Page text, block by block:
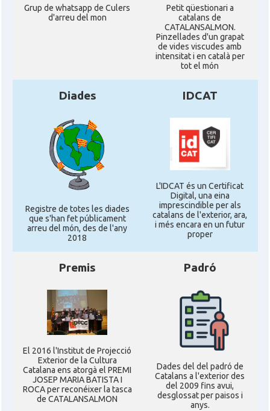
CAMON Catalans a WYOMING
American Institute for Catalan
Studies (AICS)
Casal Casal Català de Minnesota
Casal Casal Català del Nord de Califòrnia
Casal dels Països Catalans a
Califòrnia
Casal Catalan Institute of America
Casal Fundació Paulí Bellet
Casal
North American Catalan Society
Acció ACCIÓ a Austin
Acció Acció a New York
Acció ACCIÓ a Silicon Valley
Grup de whatsapp de Culers
d'arreu del mon
Petit qüestionari a
catalans de
CATALANSALMON.
Pinzellades d'un grapat
de vides viscudes amb
intensitat i en català per
tot el món
Diades
Registre de totes les diades
que s'han fet públicament
arreu del món, des de l'any
2018
IDCAT
L'IDCAT és un Certificat
Digital, una eina
imprescindible per als
catalans de l'exterior, ara,
i més encara en un futur
proper
Premis
El 2016 l'Institut de Projecció
Exterior de la Cultura
Catalana ens atorgà el PREMI
JOSEP MARIA BATISTA I
ROCA per reconéixer la tasca
de CATALANSALMON
Padró
Dades del del padró de
Catalans a l'exterior des
del 2009 fins avui,
desglossat per paisos i
anys.